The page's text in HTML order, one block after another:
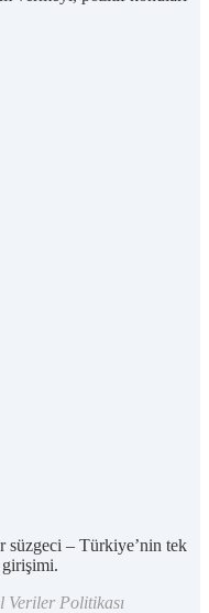
süzgeci – Türkiye’nin tek
girişimi.
Veriler Politikası